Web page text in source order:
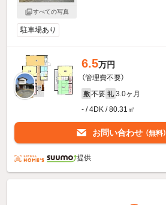
すべての写真
駐車場あり
6.5万円
（管理費不要）
敷 不要 礼 3.0ヶ月
- / 4DK / 80.31㎡
お問い合わせ （無料）
提供